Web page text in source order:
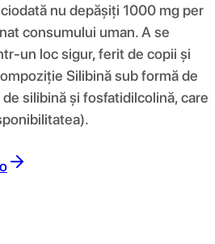
nu depășiți 1000 mg per
consumului uman. A se
un loc sigur, ferit de copii și
Silibină sub formă de
silibină și fosfatidilcolină, care